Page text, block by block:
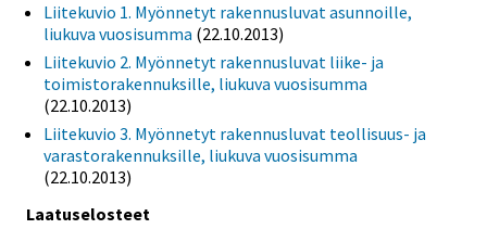
Liitekuvio 1. Myönnetyt rakennusluvat asunnoille,
liukuva vuosisumma (22.10.2013)
Liitekuvio 2. Myönnetyt rakennusluvat liike- ja
toimistorakennuksille, liukuva vuosisumma
(22.10.2013)
Liitekuvio 3. Myönnetyt rakennusluvat teollisuus- ja
varastorakennuksille, liukuva vuosisumma
(22.10.2013)
Laatuselosteet